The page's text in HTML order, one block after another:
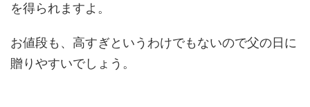
を得られますよ。
お値段も、高すぎというわけでもないので父の日に
贈りやすいでしょう。